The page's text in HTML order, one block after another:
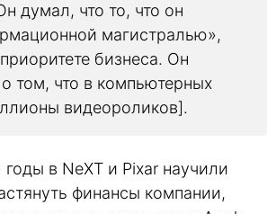
думал, что то, что он
магистралью»,
бизнеса. Он
том, что в компьютерных
видеороликов].
в NeXT и Pixar научили
финансы компании,